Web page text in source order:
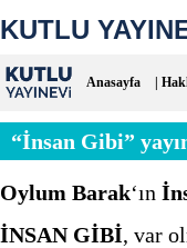
KUTLU
Anasayfa |
“İnsan Gibi”
Oylum Barak‘ın
İNSAN GİBİ, var